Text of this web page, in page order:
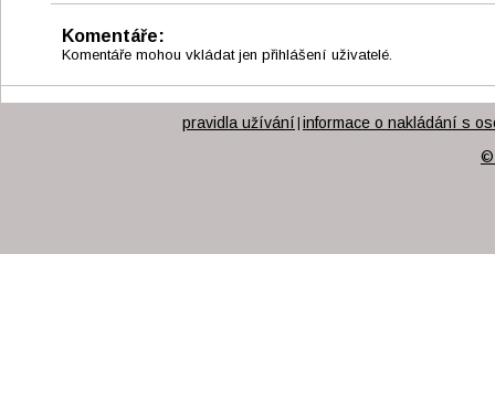
Komentáře:
Komentáře mohou vkládat jen přihlášení uživatelé.
pravidla užívání | informace o nakládání s
©